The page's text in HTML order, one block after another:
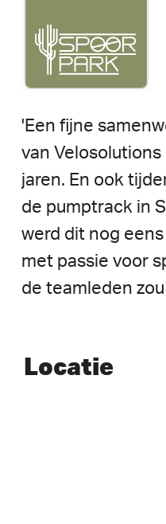
'Een fijne
van Velosolutions
jaren. En ook
de pumptrack in
werd dit nog eens
met passie voor
de teamleden zou
Locatie